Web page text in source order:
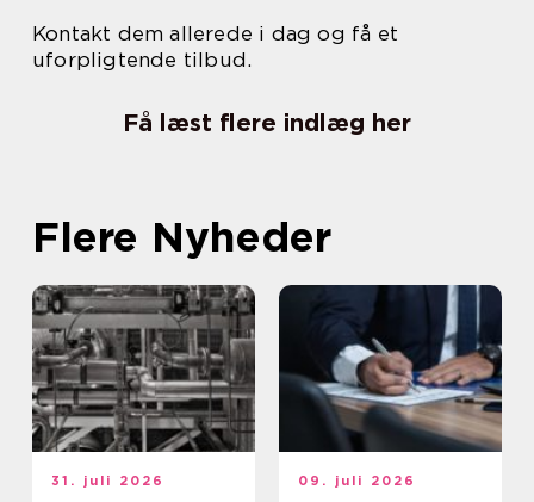
Kontakt dem allerede i dag og få et
uforpligtende tilbud.
Få læst flere indlæg her
Flere Nyheder
31. juli 2026 09. juli 2026